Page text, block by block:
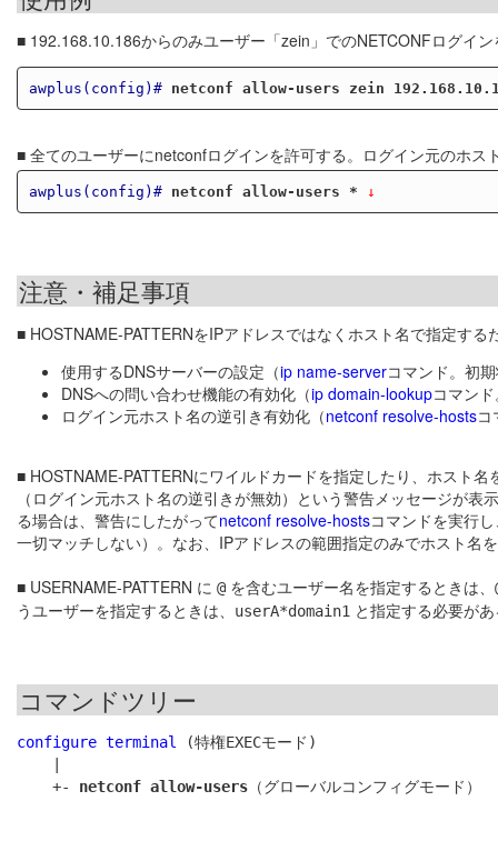
■ 192.168.10.186からのみユーザー「zein」でのNETCONFログイ
awplus(config)# netconf allow-users zein
■ 全てのユーザーにnetconfログインを許可する。ログイン元のホス
awplus(config)# netconf allow-users * ↓
注意・補足事項
■ HOSTNAME-PATTERNをIPアドレスではなくホスト名で指定す
使用するDNSサーバーの設定（ip name-serverコマンド。初
DNSへの問い合わせ機能の有効化（ip domain-lookupコマン
ログイン元ホスト名の逆引き有効化（netconf resolve-hosts
■ HOSTNAME-PATTERNにワイルドカードを指定したり、ホスト
（ログイン元ホスト名の逆引きが無効）という警告メッセージが
る場合は、警告にしたがってnetconf resolve-hostsコマンドを実行
一切マッチしない）。なお、IPアドレスの範囲指定のみでホスト名
■ USERNAME-PATTERN に @ を含むユーザー名を指定するときは、
うユーザーを指定するときは、 userA*domain1 と指定する必要が
コマンドツリー
configure terminal
(特権EXECモード)
    +-
netconf allow-users